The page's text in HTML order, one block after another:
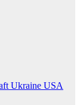
Ukraine USA